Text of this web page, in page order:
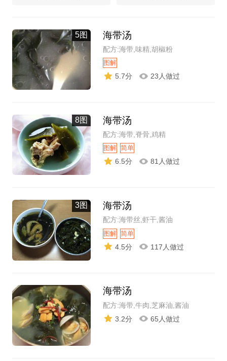
5图 海带汤
配方:海带,味精,胡椒粉
图解
5.7分 23人做过
8图 海带汤
配方:海带,脊骨,鸡精
图解 简单
6.5分 81人做过
3图 海带汤
配方:海带丝,虾干,酱油
图解 简单
4.5分 117人做过
海带汤
配方:海带,牛肉,芝麻油,酱油
3.2分
65人做过